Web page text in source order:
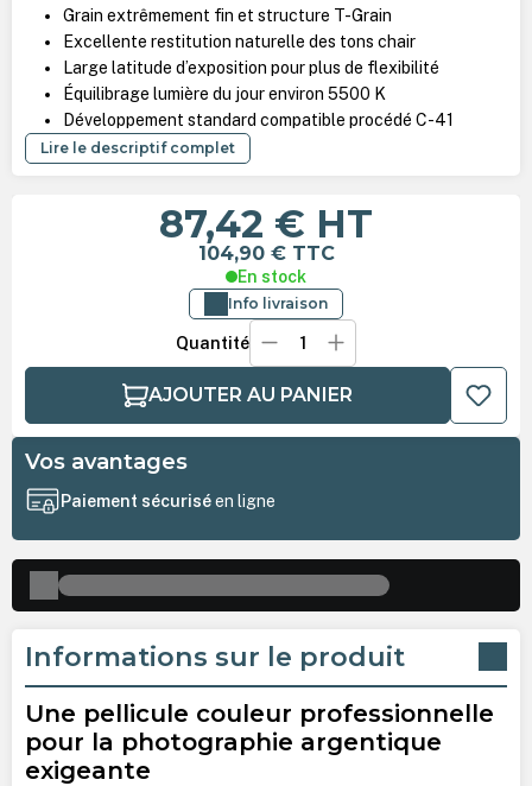
Grain extrêmement fin et structure T-Grain
Excellente restitution naturelle des tons chair
Large latitude d’exposition pour plus de flexibilité
Équilibrage lumière du jour environ 5500 K
Développement standard compatible procédé C-41
Lire le descriptif complet
87,42 € HT
104,90 € TTC
En stock
Info livraison
Quantité
AJOUTER AU PANIER
Vos avantages
Paiement sécuriséen ligne
Informations sur le produit
Une pellicule couleur professionnelle
pour la photographie argentique
exigeante